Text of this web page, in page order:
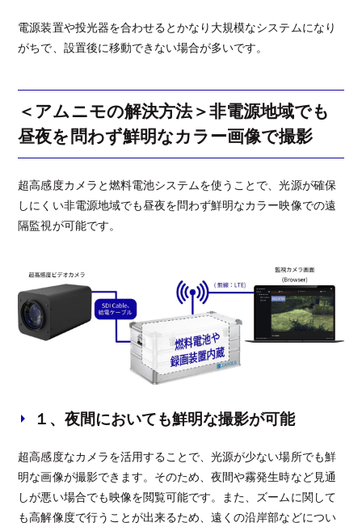
電源装置や投光器を合わせるとかなり大規模なシステムになり
がちで、設置後に移動できない場合が多いです。
＜アムニモの解決方法＞非電源地域でも
昼夜を問わず鮮明なカラー画像で撮影
超高感度カメラと燃料電池システムを使うことで、光源が確保
しにくい非電源地域でも昼夜を問わず鮮明なカラー映像での遠
隔監視が可能です。
１、夜間においても鮮明な撮影が可能
超高感度なカメラを活用することで、光源が少ない場所でも鮮
明な画像が撮影できます。そのため、夜間や霧発生時など見通
しが悪い場合でも映像を閲覧可能です。また、ズームに関して
も高解像度で行うことが出来るため、遠くの沿岸部などについ